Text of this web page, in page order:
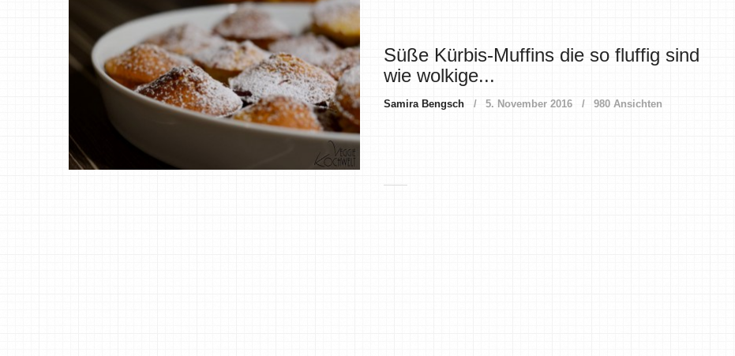
Süße Kürbis-Muffins die so fluffig sind
wie wolkige...
Samira Bengsch 5. November 2016 980 Ansichten